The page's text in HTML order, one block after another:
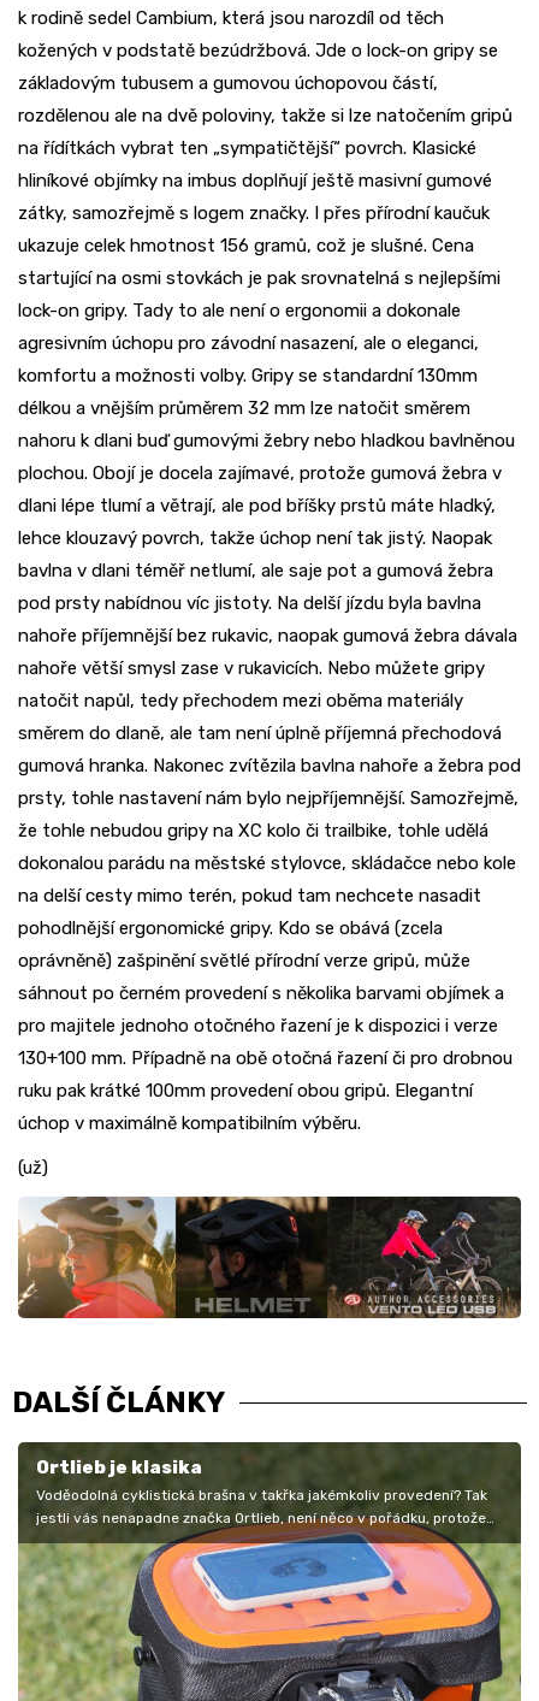
k rodině sedel Cambium, která jsou narozdíl od těch
kožených v podstatě bezúdržbová. Jde o lock-on gripy se
základovým tubusem a gumovou úchopovou částí,
rozdělenou ale na dvě poloviny, takže si lze natočením gripů
na řídítkách vybrat ten „sympatičtější“ povrch. Klasické
hliníkové objímky na imbus doplňují ještě masivní gumové
zátky, samozřejmě s logem značky. I přes přírodní kaučuk
ukazuje celek hmotnost 156 gramů, což je slušné. Cena
startující na osmi stovkách je pak srovnatelná s nejlepšími
lock-on gripy. Tady to ale není o ergonomii a dokonale
agresivním úchopu pro závodní nasazení, ale o eleganci,
komfortu a možnosti volby. Gripy se standardní 130mm
délkou a vnějším průměrem 32 mm lze natočit směrem
nahoru k dlani buď gumovými žebry nebo hladkou bavlněnou
plochou. Obojí je docela zajímavé, protože gumová žebra v
dlani lépe tlumí a větrají, ale pod bříšky prstů máte hladký,
lehce klouzavý povrch, takže úchop není tak jistý. Naopak
bavlna v dlani téměř netlumí, ale saje pot a gumová žebra
pod prsty nabídnou víc jistoty. Na delší jízdu byla bavlna
nahoře příjemnější bez rukavic, naopak gumová žebra dávala
nahoře větší smysl zase v rukavicích. Nebo můžete gripy
natočit napůl, tedy přechodem mezi oběma materiály
směrem do dlaně, ale tam není úplně příjemná přechodová
gumová hranka. Nakonec zvítězila bavlna nahoře a žebra pod
prsty, tohle nastavení nám bylo nejpříjemnější. Samozřejmě,
že tohle nebudou gripy na XC kolo či trailbike, tohle udělá
dokonalou parádu na městské stylovce, skládačce nebo kole
na delší cesty mimo terén, pokud tam nechcete nasadit
pohodlnější ergonomické gripy. Kdo se obává (zcela
oprávněně) zašpinění světlé přírodní verze gripů, může
sáhnout po černém provedení s několika barvami objímek a
pro majitele jednoho otočného řazení je k dispozici i verze
130+100 mm. Případně na obě otočná řazení či pro drobnou
ruku pak krátké 100mm provedení obou gripů. Elegantní
úchop v maximálně kompatibilním výběru.
(už)
DALŠÍ ČLÁNKY
Ortlieb je klasika
Voděodolná cyklistická brašna v takřka jakémkoliv provedení? Tak
jestli vás nenapadne značka Ortlieb, není něco v pořádku, protože
tahle…